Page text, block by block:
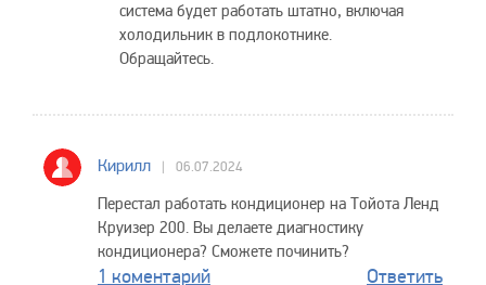
система будет работать штатно, включая
холодильник в подлокотнике.
Обращайтесь.
Кирилл 06.07.2024
Перестал работать кондиционер на Тойота Ленд
Круизер 200. Вы делаете диагностику
кондиционера? Сможете починить?
1 коментарий Ответить